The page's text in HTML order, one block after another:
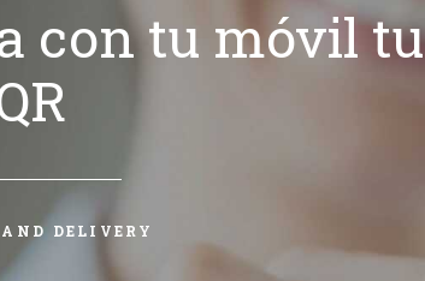
con tu móvil tu
DELIVERY